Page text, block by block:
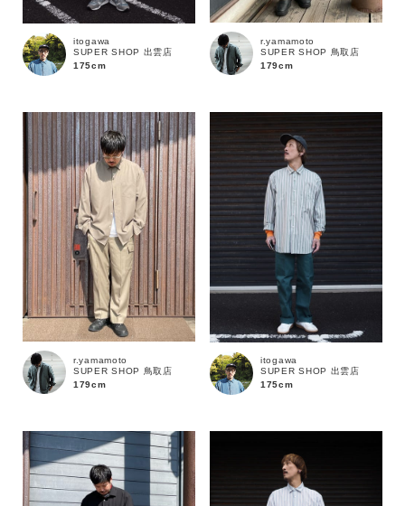
カラー
itogawa
SUPER SHOP 出雲店
175cm
r.yamamoto
SUPER SHOP 鳥取店
179cm
r.yamamoto
SUPER SHOP 鳥取店
179cm
itogawa
SUPER SHOP 出雲店
175cm